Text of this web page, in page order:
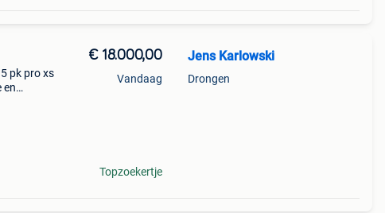
pk pro xs
en
€ 18.000,00
Vandaag
Topzoekertje
Jens Karlowski
Drongen